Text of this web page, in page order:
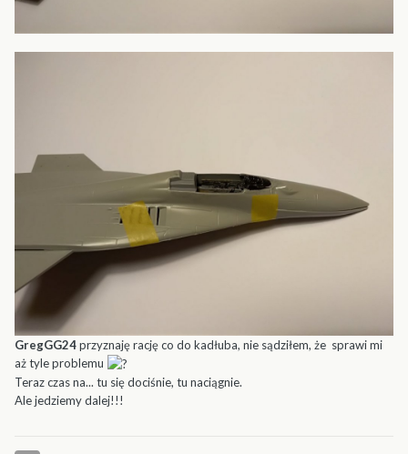
GregGG24przyznaję rację co do kadłuba, nie sądziłem, że sprawi mi
aż tyle problemu
Teraz czas na... tu się dociśnie, tu naciągnie.
Ale jedziemy dalej!!!